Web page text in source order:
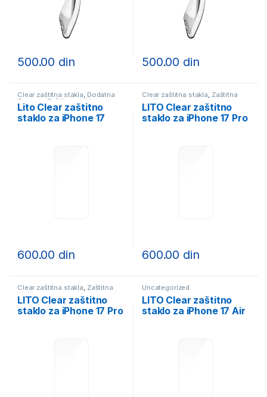
500.00 din 500.00 din
Clear zaštitna stakla, Dodatna
Oprema Zaštitna stakla
Lito Clear zaštitno
staklo za iPhone 17
600.00 din
Clear zaštitna stakla, Zaštitna
stakla
LITO Clear zaštitno
staklo za iPhone 17 Pro
600.00 din
Clear zaštitna stakla, Zaštitna
stakla
LITO Clear zaštitno
staklo za iPhone 17 Pro
Uncategorized
LITO Clear zaštitno
staklo za iPhone 17 Air